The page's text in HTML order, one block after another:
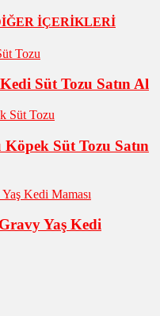
İÇERİKLERİ
Süt Tozu Satın Al
Süt Tozu Satın
Yaş Kedi